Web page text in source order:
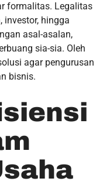
formalitas. Legalitas
investor, hingga
asal-asalan,
sia-sia. Oleh
agar pengurusan
bisnis.